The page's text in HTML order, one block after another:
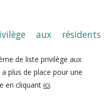
aux résidents
de liste privilège aux
plus de place pour une
en cliquant ici.